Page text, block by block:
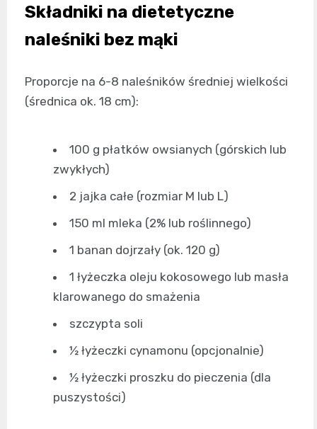
Składniki na dietetyczne
naleśniki bez mąki
Proporcje na 6-8 naleśników średniej wielkości
(średnica ok. 18 cm):
100 g płatków owsianych (górskich lub
zwykłych)
2 jajka całe (rozmiar M lub L)
150 ml mleka (2% lub roślinnego)
1 banan dojrzały (ok. 120 g)
1 łyżeczka oleju kokosowego lub masła
klarowanego do smażenia
szczypta soli
½ łyżeczki cynamonu (opcjonalnie)
½ łyżeczki proszku do pieczenia (dla
puszystości)